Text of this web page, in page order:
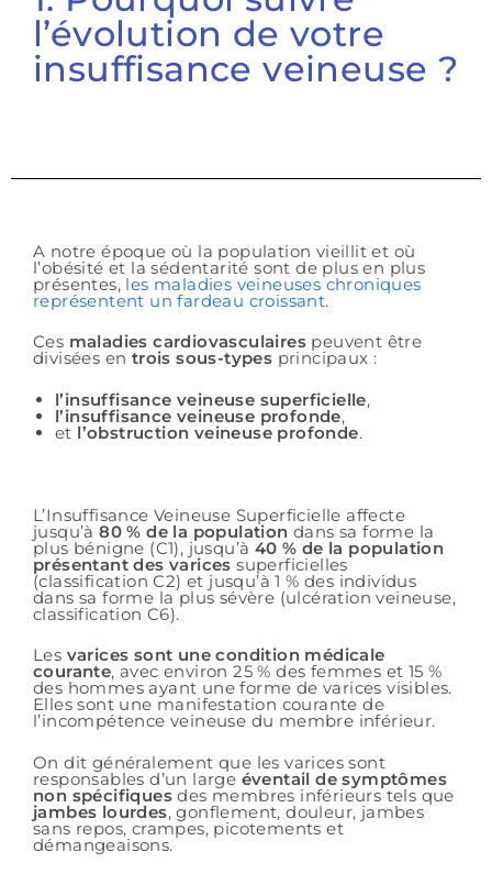
l’évolution de votre
insuffisance veineuse ?
A notre époque où la population vieillit et où
l’obésité et la sédentarité sont de plus en plus
présentes, les maladies veineuses chroniques
représentent un fardeau croissant.
Ces maladies cardiovasculaires peuvent être
divisées en trois sous-types principaux :
l’insuffisance veineuse superficielle,
l’insuffisance veineuse profonde,
et l’obstruction veineuse profonde.
L’Insuffisance Veineuse Superficielle affecte
jusqu’à80 % de la population dans sa forme la
plus bénigne (C1), jusqu’à 40 % de la population
présentant des varices superficielles
(classification C2) et jusqu’à 1 % des individus
dans sa forme la plus sévère (ulcération veineuse,
classification C6).
Les varices sont une condition médicale
courante, avec environ 25 % des femmes et 15 %
des hommes ayant une forme de varices visibles.
Elles sont une manifestation courante de
l’incompétence veineuse du membre inférieur.
On dit généralement que les varices sont
responsables d’un large éventail de symptômes
non spécifiques des membres inférieurs tels que
jambes lourdes, gonflement, douleur, jambes
sans repos, crampes, picotements et
démangeaisons.